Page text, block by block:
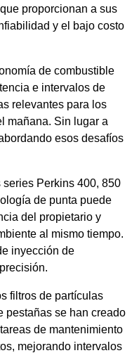
proporcionan a sus
y el bajo costo
de combustible
e intervalos de
relevantes para los
mañana. Sin lugar a
esos desafíos
series Perkins 400, 850
de punta puede
del propietario y
al mismo tiempo.
inyección de
filtros de partículas
pestañas se han creado
de mantenimiento
mejorando intervalos